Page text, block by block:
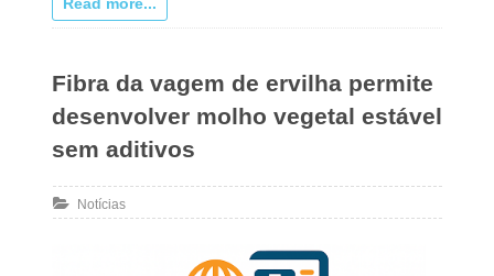
Read more...
Fibra da vagem de ervilha permite
desenvolver molho vegetal estável
sem aditivos
Notícias